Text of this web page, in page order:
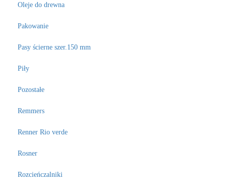
Oleje do drewna
Pakowanie
Pasy ścierne szer.150 mm
Piły
Pozostałe
Remmers
Renner Rio verde
Rosner
Rozcieńczalniki